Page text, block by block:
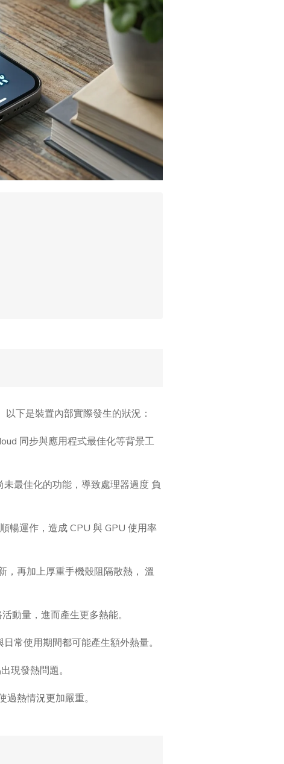
下是裝置內部實際發生的狀況：
同步與應用程式最佳化等背景工
最佳化的功能，導致處理器過度 負
暢運作，造成 CPU 與 GPU 使用率
，再加上厚重手機殼阻隔散熱， 溫
動量，進而產生更多熱能。
常使用期間都可能產生額外熱量。
現發熱問題。
熱情況更加嚴重。